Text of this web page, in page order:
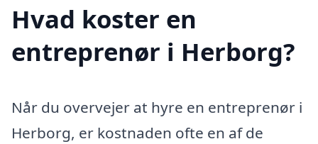
Hvad koster en
entreprenør i Herborg?
Når du overvejer at hyre en entreprenør i
Herborg, er kostnaden ofte en af de